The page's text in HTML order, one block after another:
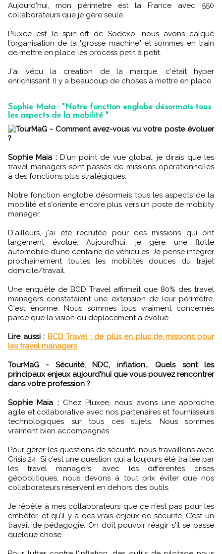
Aujourd'hui, mon périmètre est la France avec 550
collaborateurs que je gère seule.
Pluxee est le spin-off de Sodexo, nous avons calqué
l’organisation de la "grosse machine" et sommes en train
de mettre en place les process petit à petit.
J'ai vécu la création de la marque, c'était hyper
enrichissant. Il y a beaucoup de choses à mettre en place.
Sophie Maia : "Notre fonction englobe désormais tous
les aspects de la mobilité "
TourMaG - Comment avez-vous vu votre poste évoluer
?
Sophie Maia : D'un point de vue global, je dirais que les
travel managers sont passés de missions opérationnelles
à des fonctions plus stratégiques.
Notre fonction englobe désormais tous les aspects de la
mobilité et s'oriente encore plus vers un poste de mobility
manager.
D'ailleurs, j'ai été recrutée pour des missions qui ont
largement évolué. Aujourd’hui, je gère une flotte
automobile d’une centaine de véhicules. Je pense intégrer
prochainement toutes les mobilités douces du trajet
domicile/travail.
Une enquête de BCD Travel affirmait que 80% des travel
managers constataient une extension de leur périmètre.
C'est énorme. Nous sommes tous vraiment concernés
parce que la vision du déplacement a évolué.
Lire aussi : BCD Travel : de plus en plus de missions pour
les travel managers
TourMaG - Sécurité, NDC, inflation… Quels sont les
principaux enjeux aujourd'hui que vous pouvez rencontrer
dans votre profession ?
Sophie Maia : Chez Pluxee, nous avons une approche
agile et collaborative avec nos partenaires et fournisseurs
technologiques sur tous ces sujets. Nous sommes
vraiment bien accompagnés.
Pour gérer les questions de sécurité, nous travaillons avec
Crisis 24. Si c’est une question qui a toujours été traitée par
les travel managers, avec les différentes crises
géopolitiques, nous devons à tout prix éviter que nos
collaborateurs réservent en dehors des outils.
Je répète à mes collaborateurs que ce n’est pas pour les
embêter, et qu’il y a des vrais enjeux de sécurité. C’est un
travail de pédagogie. On doit pouvoir réagir s'il se passe
quelque chose.